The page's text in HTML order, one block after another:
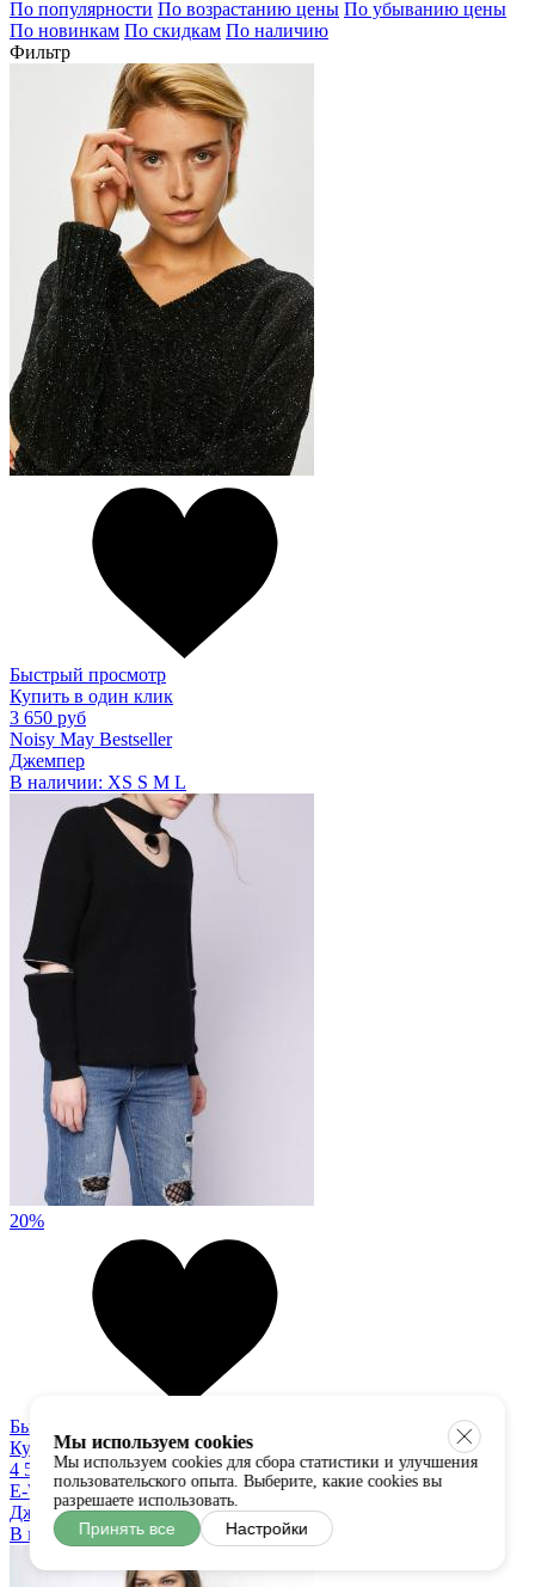
По популярности По возрастанию цены По убыванию цены
По новинкам По скидкам По наличию
Фильтр
Быстрый просмотр
Купить в один клик
3 650 руб
Noisy May Bestseller
Джемпер
В наличии: XS S M L
20%
Быстрый просмотр
Купить в один клик
4 5003 600 руб
E-Woman
Джемпер
В наличии:S/M
Мы используем cookies
Мы используем cookies для сбора статистики и улучшения
пользовательского опыта. Выберите, какие cookies вы
разрешаете использовать.
Принять все Настройки